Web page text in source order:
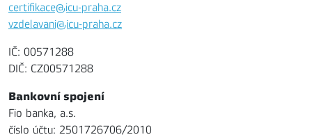
certifikace@icu-praha.cz
vzdelavani@icu-praha.cz
IČ: 00571288
DIČ: CZ00571288
Bankovní spojení
Fio banka, a.s.
číslo účtu: 2501726706/2010